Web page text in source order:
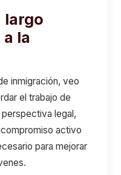
largo
la
inmigración, veo
el trabajo de
legal,
activo
para mejorar